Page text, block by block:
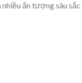
ấn tượng sâu